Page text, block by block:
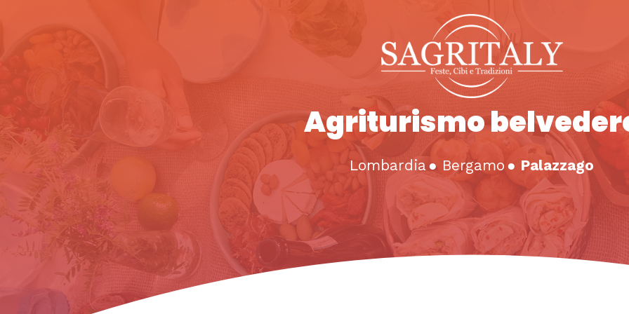
Agriturismo
Lombardia● Bergamo ● Palazzago